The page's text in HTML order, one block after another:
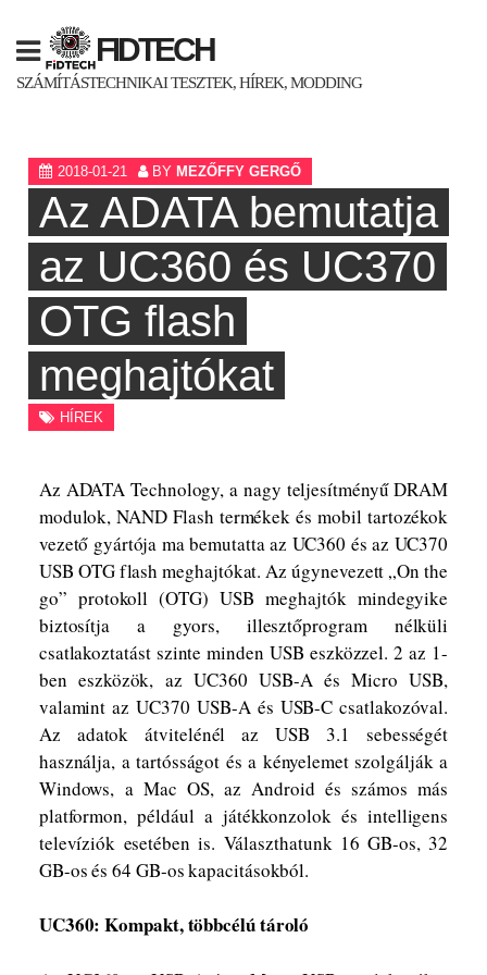
content
FIDTECH
SZÁMÍTÁSTECHNIKAI TESZTEK, HÍREK, MODDING
2018-01-21 BY MEZŐFFY GERGŐ
Az ADATA bemutatja
az UC360 és UC370
OTG flash
meghajtókat
HÍREK
Az ADATA Technology, a nagy teljesítményű DRAM
modulok, NAND Flash termékek és mobil tartozékok
vezető gyártója ma bemutatta az UC360 és az UC370
USB OTG flash meghajtókat. Az úgynevezett „On the
go” protokoll (OTG) USB meghajtók mindegyike
biztosítja a gyors, illesztőprogram nélküli
csatlakoztatást szinte minden USB eszközzel. 2 az 1-
ben eszközök, az UC360 USB-A és Micro USB,
valamint az UC370 USB-A és USB-C csatlakozóval.
Az adatok átvitelénél az USB 3.1 sebességét
használja, a tartósságot és a kényelemet szolgálják a
Windows, a Mac OS, az Android és számos más
platformon, például a játékkonzolok és intelligens
televíziók esetében is. Választhatunk 16 GB-os, 32
GB-os és 64 GB-os kapacitásokból.
UC360: Kompakt, többcélú tároló